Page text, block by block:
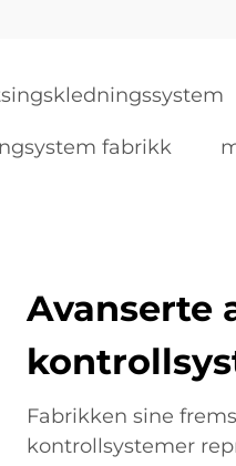
fabrikk
Avanserte
Fabrikken sine
kontrollsystemer